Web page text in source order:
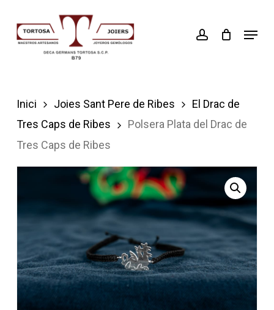
main
account Menu
Inici Joies Sant Pere de Ribes
El Drac de
Tres Caps de Ribes
Polsera Plata del Drac de
Tres Caps de Ribes
Close